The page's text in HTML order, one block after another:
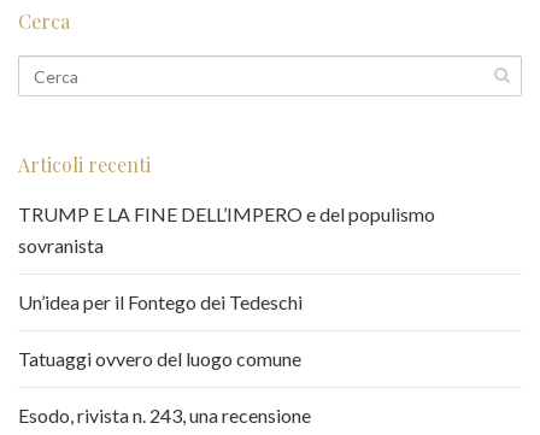
Cerca
Articoli recenti
TRUMP E LA FINE DELL’IMPERO e del populismo
sovranista
Un’idea per il Fontego dei Tedeschi
Tatuaggi ovvero del luogo comune
Esodo, rivista n. 243, una recensione